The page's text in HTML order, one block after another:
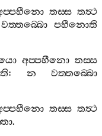
තස‍්ස තත්‍ථ
වත‍්තබ‍්බො පහීනොති
අප‍්පහීනො තස‍්ස
: න
වත‍්තබ‍්බො
තස‍්ස තත්‍ථ
.